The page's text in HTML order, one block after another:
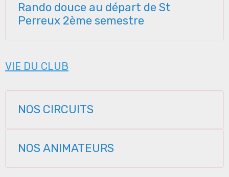
Rando douce au départ de St
Perreux 2ème semestre
VIE DU CLUB
NOS CIRCUITS
NOS ANIMATEURS